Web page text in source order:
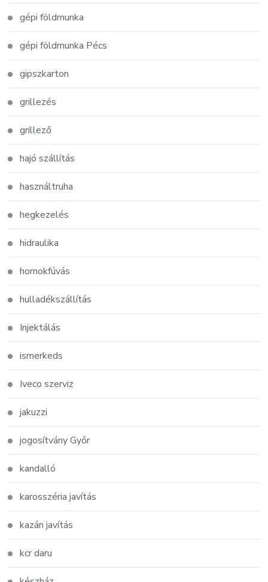
gépi földmunka
gépi földmunka Pécs
gipszkarton
grillezés
grillező
hajó szállítás
használtruha
hegkezelés
hidraulika
homokfúvás
hulladékszállítás
Injektálás
ismerkeds
Iveco szerviz
jakuzzi
jogosítvány Győr
kandalló
karosszéria javítás
kazán javítás
kcr daru